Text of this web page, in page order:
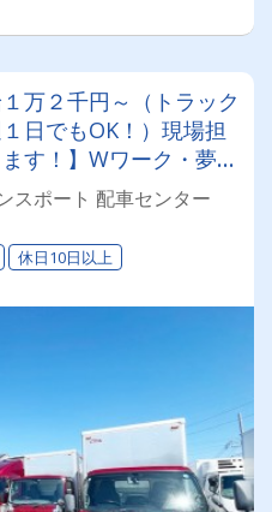
万２千円～（トラック
日でもOK！）現場担
す！】Wワーク・夢を
年の方も活躍中！２・
送ドライバー募集
に対応します。ご相談
スポート 配車センター
休日10日以上